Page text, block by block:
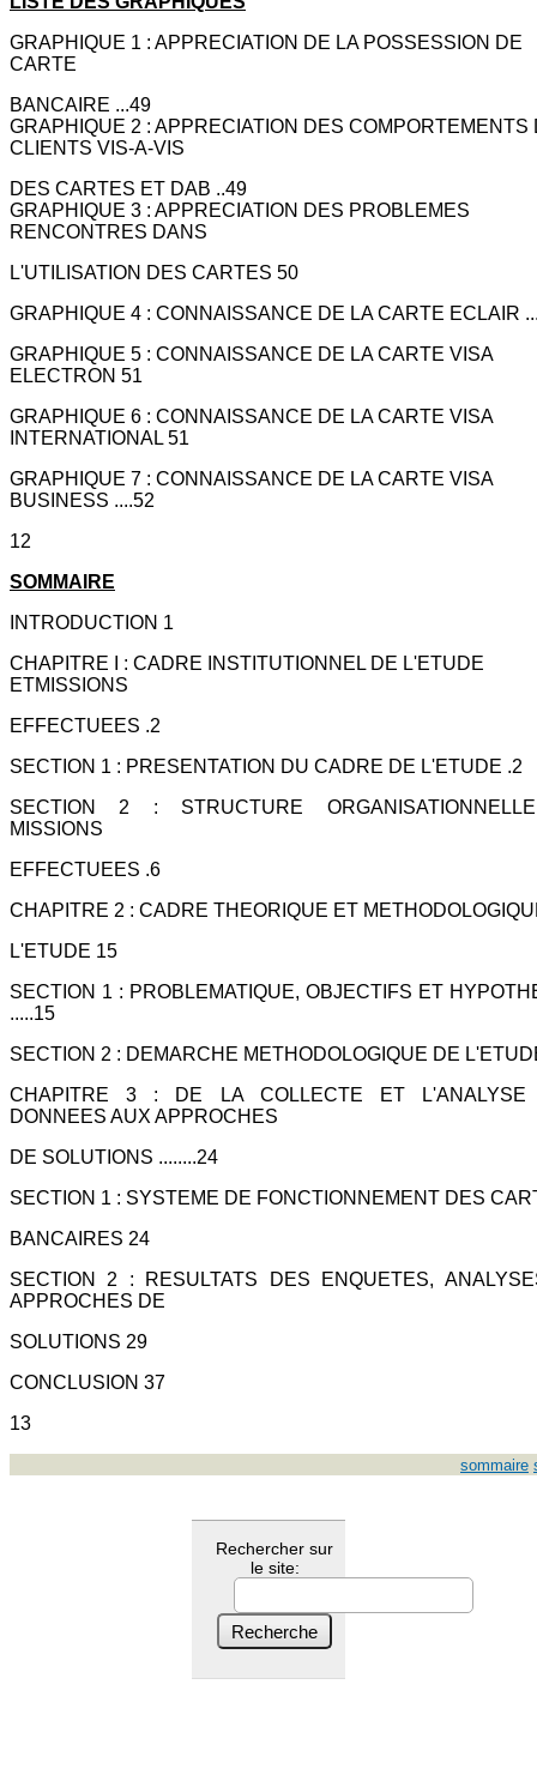
GRAPHIQUE 1 : APPRECIATION DE LA POSSESSION DE
CARTE
BANCAIRE ...49
GRAPHIQUE 2 : APPRECIATION DES COMPORTEMENTS
CLIENTS VIS-A-VIS
DES CARTES ET DAB ..49
GRAPHIQUE 3 : APPRECIATION DES PROBLEMES
RENCONTRES DANS
L'UTILISATION DES CARTES 50
GRAPHIQUE 4 : CONNAISSANCE DE LA CARTE ECLAIR
GRAPHIQUE 5 : CONNAISSANCE DE LA CARTE VISA
ELECTRON 51
GRAPHIQUE 6 : CONNAISSANCE DE LA CARTE VISA
INTERNATIONAL 51
GRAPHIQUE 7 : CONNAISSANCE DE LA CARTE VISA
BUSINESS ....52
12
SOMMAIRE
INTRODUCTION 1
CHAPITRE I : CADRE INSTITUTIONNEL DE L'ETUDE
ETMISSIONS
EFFECTUEES .2
SECTION 1 : PRESENTATION DU CADRE DE L'ETUDE .2
SECTION 2 : STRUCTURE
MISSIONS
EFFECTUEES .6
CHAPITRE 2 : CADRE THEORIQUE ET
L'ETUDE 15
SECTION 1 : PROBLEMATIQUE, OBJECTIFS ET
.....15
SECTION 2 : DEMARCHE METHODOLOGIQUE DE
CHAPITRE 3 : DE LA COLLECTE ET L'ANALYSE
DONNEES AUX APPROCHES
DE SOLUTIONS ........24
SECTION 1 : SYSTEME DE FONCTIONNEMENT DES
BANCAIRES 24
SECTION 2 : RESULTATS DES ENQUETES,
APPROCHES DE
SOLUTIONS 29
CONCLUSION 37
13
sommaire
Rechercher sur
le site: